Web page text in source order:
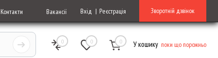
Контакти Вакансії Вхід Реєстрація Зворотній дзвінок
0 0 0 У кошику поки що порожньо